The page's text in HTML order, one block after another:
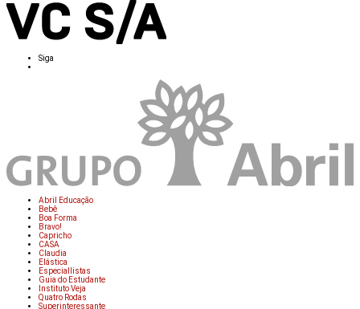
Siga
Abril Educação
Bebê
Boa Forma
Bravo!
Capricho
CASA
Claudia
Elástica
Especiallistas
Guia do Estudante
Instituto Veja
Quatro Rodas
Superinteressante